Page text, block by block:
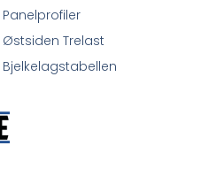
Panelprofiler
Østsiden Trelast
Bjelkelagstabellen